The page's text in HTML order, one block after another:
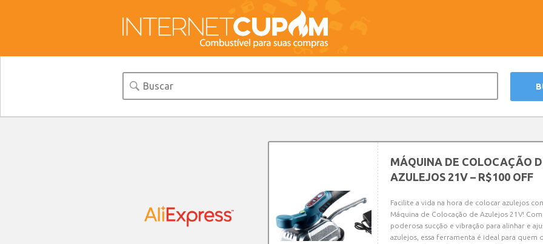
MÁQUINA DE COLOCAÇÃO
AZULEJOS 21V – R$100 OFF
Facilite a vida na hora de colocar azulejos
Máquina de Colocação de Azulejos 21V!
poderosa sucção e vibração para alinhar e
azulejos, essa ferramenta é ideal para quem